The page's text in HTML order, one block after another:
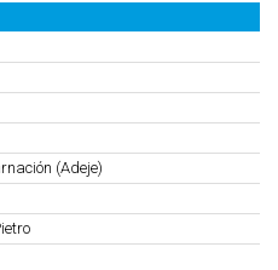
(Adeje)